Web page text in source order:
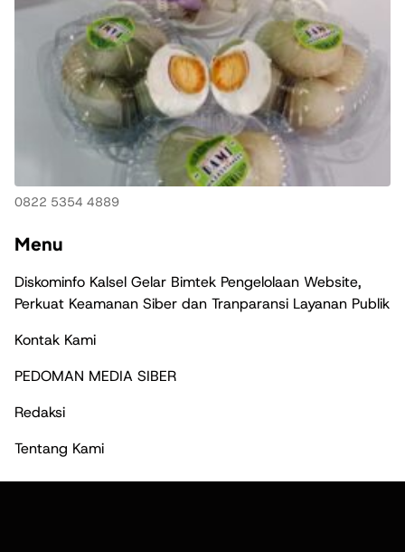
0822 5354 4889
Menu
Diskominfo Kalsel Gelar Bimtek Pengelolaan Website,
Perkuat Keamanan Siber dan Tranparansi Layanan Publik
Kontak Kami
PEDOMAN MEDIA SIBER
Redaksi
Tentang Kami